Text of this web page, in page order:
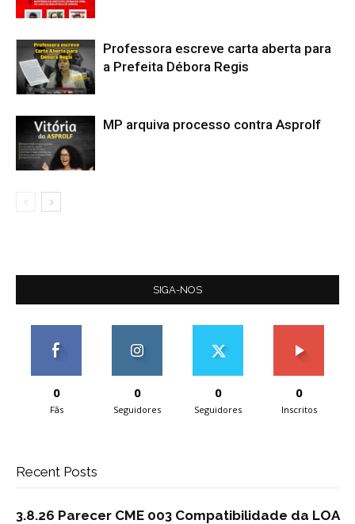
Professora escreve carta aberta para
a Prefeita Débora Regis
MP arquiva processo contra Asprolf
SIGA-NOS
0
Fãs
0
Seguidores
0
Seguidores
0
Inscritos
Recent Posts
3.8.26 Parecer CME 003 Compatibilidade da LOA